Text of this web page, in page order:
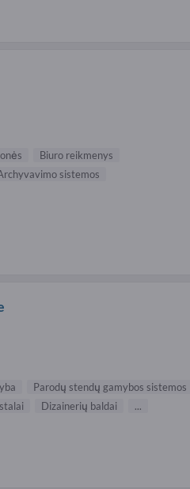
Biuro reikmenys
sistemos
Parodų stendų gamybos sistemos
Dizainerių baldai ...